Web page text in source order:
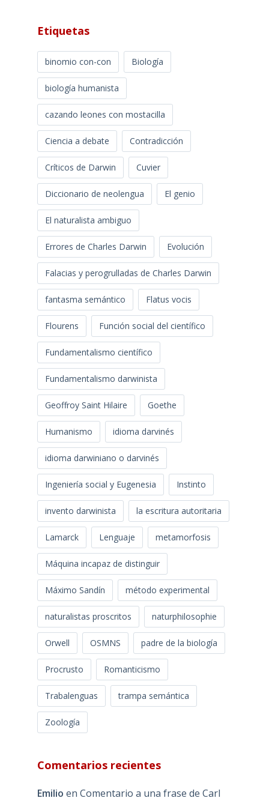
Etiquetas
binomio con-con Biología
biología humanista
cazando leones con mostacilla
Ciencia a debate Contradicción
Críticos de Darwin Cuvier
Diccionario de neolengua El genio
El naturalista ambiguo
Errores de Charles Darwin Evolución
Falacias y perogrulladas de Charles Darwin
fantasma semántico Flatus vocis
Flourens Función social del científico
Fundamentalismo científico
Fundamentalismo darwinista
Geoffroy Saint Hilaire Goethe
Humanismo idioma darvinés
idioma darwiniano o darvinés
Ingeniería social y Eugenesia Instinto
invento darwinista la escritura autoritaria
Lamarck Lenguaje metamorfosis
Máquina incapaz de distinguir
Máximo Sandín método experimental
naturalistas proscritos naturphilosophie
Orwell OSMNS padre de la biología
Procrusto Romanticismo
Trabalenguas trampa semántica
Zoología
Comentarios recientes
Emilio en Comentario a una frase de Carl